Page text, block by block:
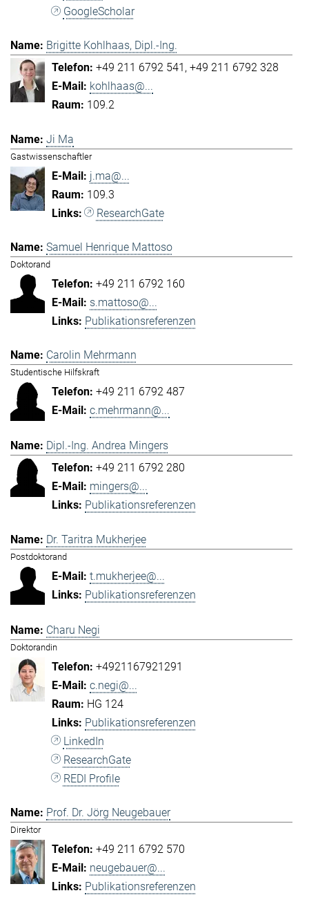
GoogleScholar
Brigitte Kohlhaas, Dipl.-Ing.
+49 211 6792 541 +49 211 6792 328
kohlhaas@...
109.2
Ji Ma
Gastwissenschaftler
j.ma@...
109.3
ResearchGate
Samuel Henrique Mattoso
Doktorand
+49 211 6792 160
s.mattoso@...
Publikationsreferenzen
Carolin Mehrmann
Studentische Hilfskraft
+49 211 6792 487
c.mehrmann@...
Dipl.-Ing. Andrea Mingers
+49 211 6792 280
mingers@...
Publikationsreferenzen
Dr. Taritra Mukherjee
Postdoktorand
t.mukherjee@...
Publikationsreferenzen
Charu Negi
Doktorandin
+4921167921291
c.negi@...
HG 124
Publikationsreferenzen
LinkedIn
ResearchGate
REDI Profile
Prof. Dr. Jörg Neugebauer
Direktor
+49 211 6792 570
neugebauer@...
Publikationsreferenzen